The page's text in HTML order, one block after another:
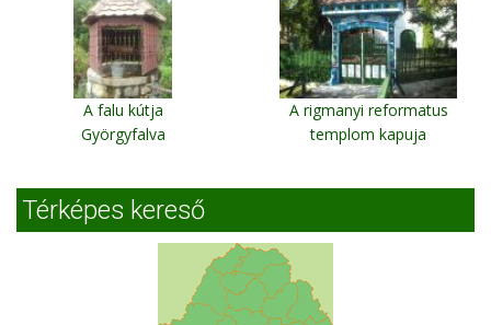
A falu kútja
Györgyfalva
A rigmanyi reformatus
templom kapuja
Térképes kereső